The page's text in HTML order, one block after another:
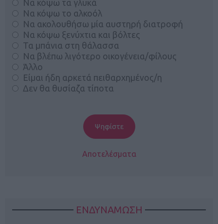
Να κόψω τα γλυκά
Να κόψω το αλκοόλ
Να ακολουθήσω μία αυστηρή διατροφή
Να κόψω ξενύχτια και βόλτες
Τα μπάνια στη θάλασσα
Να βλέπω λιγότερο οικογένεια/φίλους
Άλλο
Είμαι ήδη αρκετά πειθαρχημένος/η
Δεν θα θυσίαζα τίποτα
Αποτελέσματα
ΕΝΔΥΝΑΜΩΣΗ